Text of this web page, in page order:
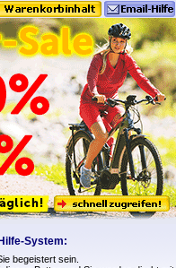
System:
begeistert sein.